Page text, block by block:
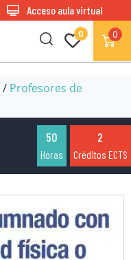
0 0
Acceso aula virtual
/ Profesores de
50
Horas
2
Créditos ECTS